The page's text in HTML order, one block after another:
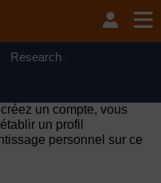
on Wednesday 12
(GMT) due to routine
Research
un compte, vous
un profil
personnel sur ce